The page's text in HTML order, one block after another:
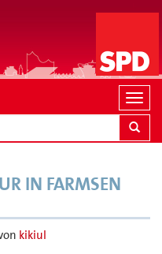
N
a
v
IN FARMSEN
kikiul